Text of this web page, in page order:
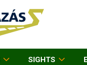
SIGHTS